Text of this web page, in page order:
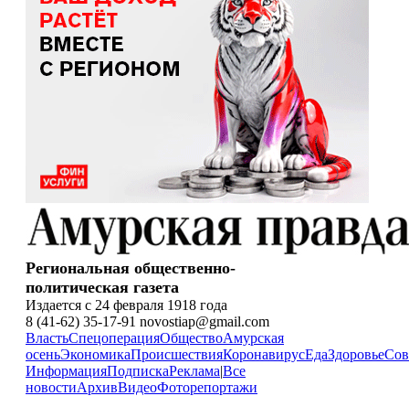
Региональная общественно-
политическая газета
Издается с 24 февраля 1918 года
8 (41-62) 35-17-91 novostiap@gmail.com
ВластьСпецоперацияОбществоАмурская
осеньЭкономикаПроисшествияКоронавирусЕдаЗдоровье
ИнформацияПодпискаРеклама|Все
новостиАрхивВидеоФоторепортажи